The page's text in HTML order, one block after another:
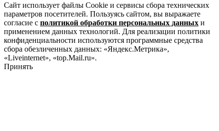
Сайт использует файлы Cookie и сервисы сбора технических
параметров посетителей. Пользуясь сайтом, вы выражаете
согласие с политикой обработки персональных данных и
применением данных технологий. Для реализации политики
конфиденциальности используются программные средства
сбора обезличенных данных: «Яндекс.Метрика»,
«Liveinternet», «top.Mail.ru».
Принять